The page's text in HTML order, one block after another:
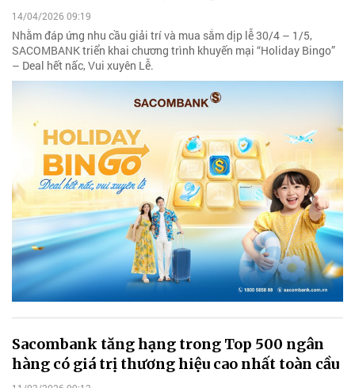
14/04/2026 09:19
Nhằm đáp ứng nhu cầu giải trí và mua sắm dịp lễ 30/4 – 1/5,
SACOMBANK triển khai chương trình khuyến mại “Holiday Bingo”
– Deal hết nấc, Vui xuyên Lễ.
Sacombank tăng hạng trong Top 500 ngân
hàng có giá trị thương hiệu cao nhất toàn cầu